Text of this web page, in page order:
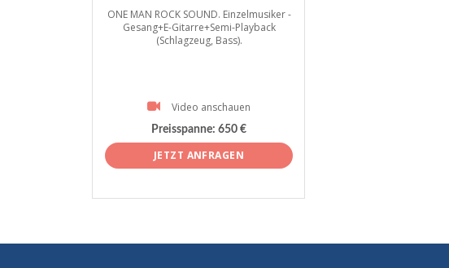
ONE MAN ROCK SOUND. Einzelmusiker -
Gesang+E-Gitarre+Semi-Playback
(Schlagzeug, Bass).
Video anschauen
Preisspanne: 650 €
JETZT ANFRAGEN